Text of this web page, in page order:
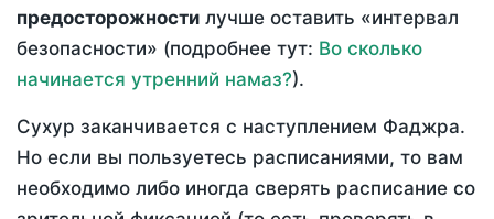
предосторожности лучше оставить «интервал
безопасности» (подробнее тут: Во сколько
начинается утренний намаз?).
Сухур заканчивается с наступлением Фаджра.
Но если вы пользуетесь расписаниями, то вам
необходимо либо иногда сверять расписание со